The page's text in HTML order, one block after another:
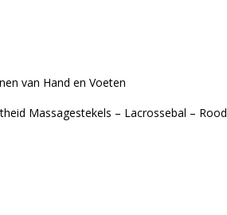
van Hand en Voeten
Massagestekels – Lacrossebal – Rood